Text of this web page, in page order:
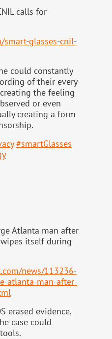
calls for
smart-glasses-cnil-
could constantly
of their every
the feeling
or even
creating a form
#smartGlasses
Atlanta man after
itself during
news/113236-
atlanta-man-after-
erased evidence,
case could